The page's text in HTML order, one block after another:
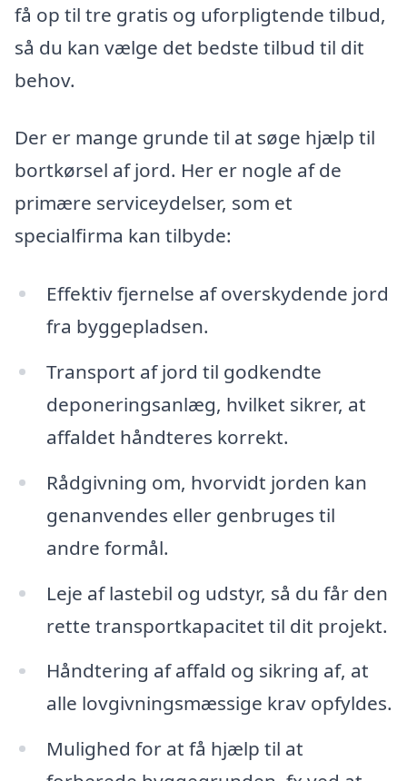
få op til tre gratis og uforpligtende tilbud,
så du kan vælge det bedste tilbud til dit
behov.
Der er mange grunde til at søge hjælp til
bortkørsel af jord. Her er nogle af de
primære serviceydelser, som et
specialfirma kan tilbyde:
Effektiv fjernelse af overskydende jord
fra byggepladsen.
Transport af jord til godkendte
deponeringsanlæg, hvilket sikrer, at
affaldet håndteres korrekt.
Rådgivning om, hvorvidt jorden kan
genanvendes eller genbruges til
andre formål.
Leje af lastebil og udstyr, så du får den
rette transportkapacitet til dit projekt.
Håndtering af affald og sikring af, at
alle lovgivningsmæssige krav opfyldes.
Mulighed for at få hjælp til at